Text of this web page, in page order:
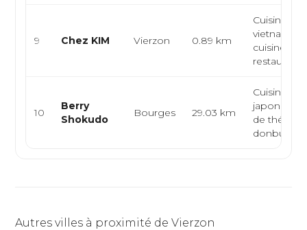
9 Chez KIM Vierzon 0.89 km
Cuisine
cuisine
restaurant
10
Berry
Shokudo
Bourges 29.03 km
Cuisine
japonaise,
de thé
donburi,
Autres villes à proximité de Vierzon